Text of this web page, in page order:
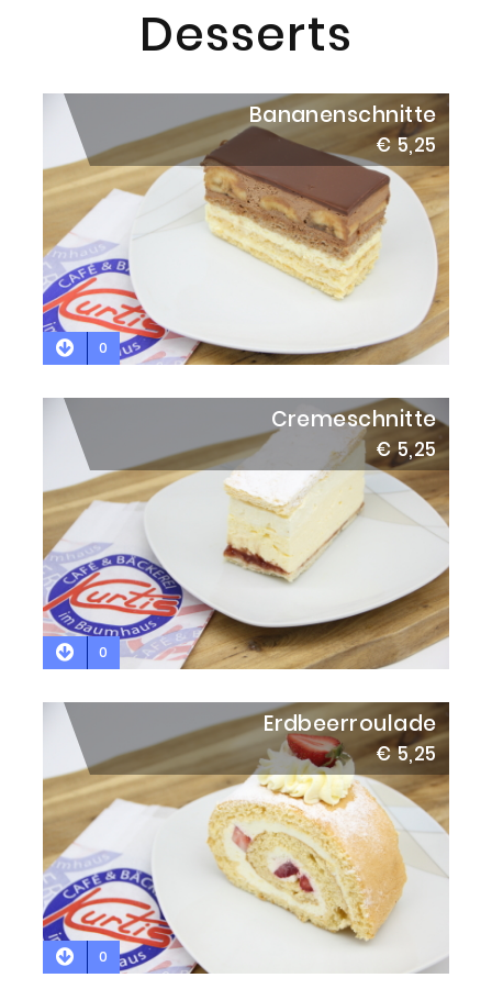
Desserts
Bananenschnitte
€ 5,25
0
Cremeschnitte
€ 5,25
0
Erdbeerroulade
€ 5,25
0